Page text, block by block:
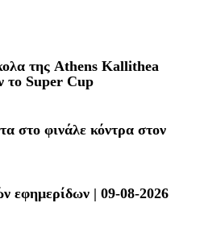
της Athens Kallithea
το Super Cup
στο φινάλε κόντρα στον
εφημερίδων | 09-08-2026